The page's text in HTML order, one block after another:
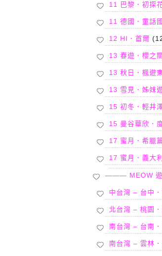
11 巴黎．初探
11 德國．童話
12 HI．首爾
13 春遊．櫻之
13 秋日．楓遊
13 雪見．姊妹
15 初冬．輕井
15 曼谷華欣．
17 蜜月．希臘
17 蜜月．義大
——— MEOW
中台灣 – 台中
北台灣 – 桃園
南台灣 – 台南
南台灣 – 雲林